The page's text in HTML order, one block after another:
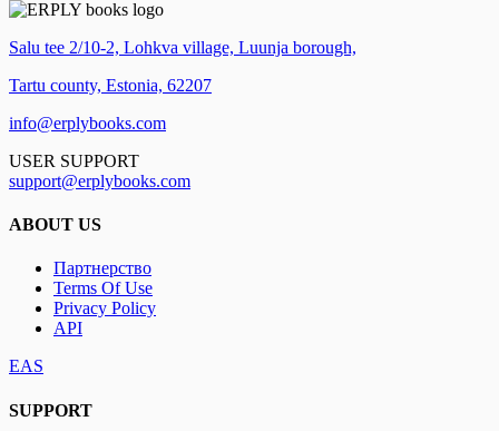
Salu tee 2/10-2, Lohkva village, Luunja borough,
Tartu county, Estonia, 62207
info@erplybooks.com
USER SUPPORT
support@erplybooks.com
ABOUT US
Партнерство
Terms Of Use
Privacy Policy
API
EAS
SUPPORT